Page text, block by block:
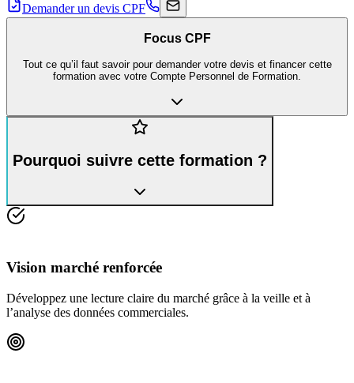
Demander un devis CPF
Focus CPF
Tout ce qu’il faut savoir pour demander votre devis et financer cette
formation avec votre Compte Personnel de Formation.
Pourquoi suivre cette formation ?
Vision marché renforcée
Développez une lecture claire du marché grâce à la veille et à
l’analyse des données commerciales.